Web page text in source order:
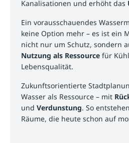
Kanalisationen und erhöht das
Ein vorausschauendes
keine Option mehr – es ist ein
nicht nur um Schutz, sondern
Nutzung als Ressource für
Lebensqualität.
Zukunftsorientierte
Wasser als Ressource – mit
undVerdunstung. So
Räume, die heute schon auf